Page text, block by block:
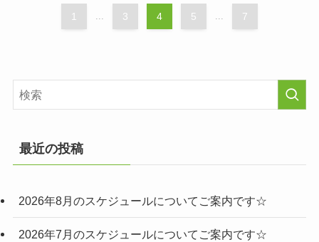
1 ... 3 4 5 ... 7
最近の投稿
2026年8月のスケジュールについてご案内です☆
2026年7月のスケジュールについてご案内です☆